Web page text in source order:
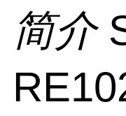
简介